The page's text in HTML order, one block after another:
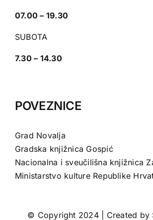
07.00 – 19.30
SUBOTA
7.30 – 14.30
POVEZNICE
Grad Novalja
Gradska knjižnica Gospić
Nacionalna i sveučilišna knjižnica
Ministarstvo kulture Republike
© Copyright 2024 | Created by